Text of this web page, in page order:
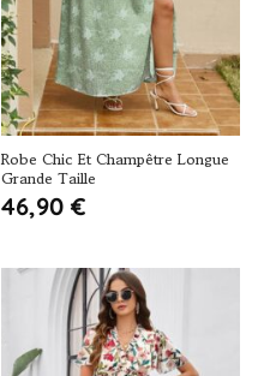
Robe Chic Et Champêtre Longue
Grande Taille
46,90 €